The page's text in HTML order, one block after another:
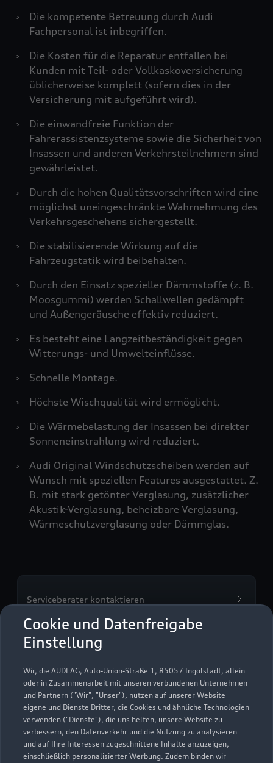
Cookie und Datenfreigabe
Einstellung
Wir, die AUDI AG, Auto-Union-Straße 1, 85057 Ingolstadt, allein
oder in Zusammenarbeit mit unseren verbundenen Unternehmen
und Partnern ("Wir", "Unser"), nutzen auf unserer Website
eigene und Dienste Dritter, die Cookies und ähnliche Technologien
verwenden ("Dienste"), die uns helfen, unsere Website zu
verbessern, den Datenverkehr und die Nutzung zu analysieren
und auf Ihre Interessen zugeschnittene Inhalte anzuzeigen,
einschließlich personalisierter Werbung. Zudem binden wir
›
Die kompetente Betreuung durch Audi
Fachpersonal ist inbegriffen.
›
Die Kosten für die Reparatur entfallen bei
Kunden mit Teil- oder Vollkaskoversicherung
üblicherweise komplett (sofern dies in der
Versicherung mit aufgeführt wird).
›
Die einwandfreie Funktion der
Fahrerassistenzsysteme sowie die Sicherheit von
Insassen und anderen Verkehrsteilnehmern sind
gewährleistet.
›
Durch die hohen Qualitätsvorschriften wird eine
möglichst uneingeschränkte Wahrnehmung des
Verkehrsgeschehens sichergestellt.
›
Die stabilisierende Wirkung auf die
Fahrzeugstatik wird beibehalten.
›
Durch den Einsatz spezieller Dämmstoffe (z. B.
Moosgummi) werden Schallwellen gedämpft
und Außengeräusche effektiv reduziert.
›
Es besteht eine Langzeitbeständigkeit gegen
Witterungs- und Umwelteinflüsse.
›
Schnelle Montage.
›
Höchste Wischqualität wird ermöglicht.
›
Die Wärmebelastung der Insassen bei direkter
Sonneneinstrahlung wird reduziert.
›
Audi Original Windschutzscheiben werden auf
Wunsch mit speziellen Features ausgestattet. Z.
B. mit stark getönter Verglasung, zusätzlicher
Akustik-Verglasung, beheizbare Verglasung,
Wärmeschutzverglasung oder Dämmglas.
Serviceberater kontaktieren
Auto Koch GmbH
Servicepartner e-tron